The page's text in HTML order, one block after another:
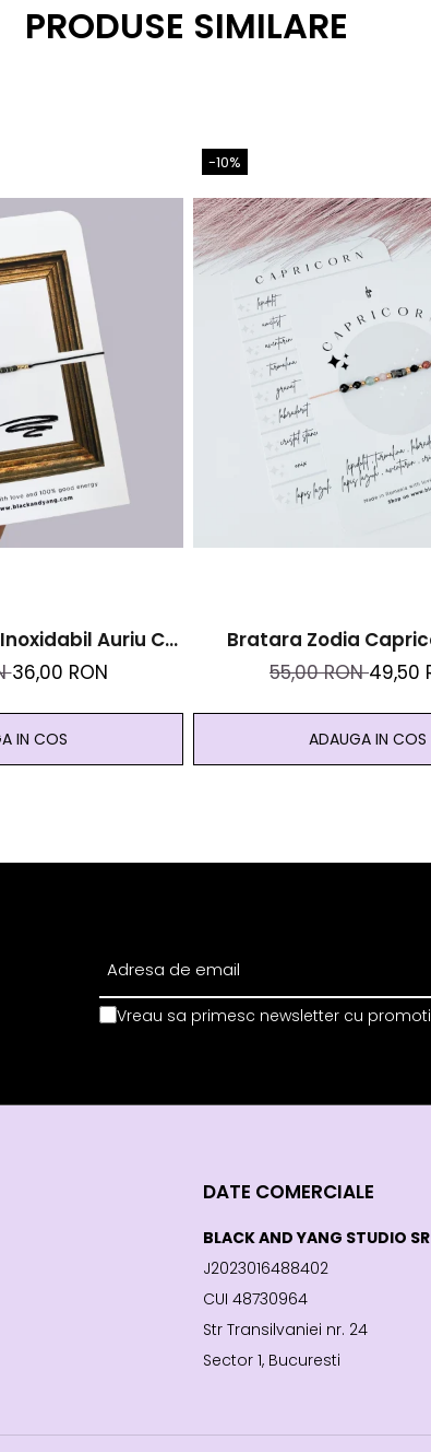
PRODUSE SIMILARE
Auriu Cu
De Pirita -
36,00 RON
IN COS
-10%
Bratara Zodia
Cristale Naturale Si
55,00 RON49,50
ADAUGA IN COS
Vreau sa primesc newsletter cu
DATE COMERCIALE
BLACK AND YANG STUDIO
J2023016488402
CUI 48730964
Str Transilvaniei nr. 24
Sector 1, Bucuresti